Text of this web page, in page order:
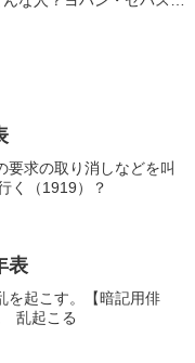
求の取り消しなどを叫
（1919）？
表
を起こす。【暗記用俳
乱起こる